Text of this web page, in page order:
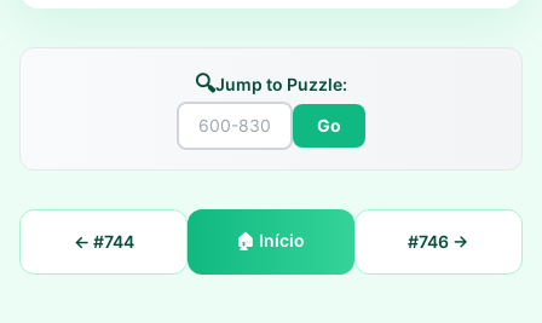
🔍Jump to Puzzle:
Go
← #744 🏠 Início #746 →